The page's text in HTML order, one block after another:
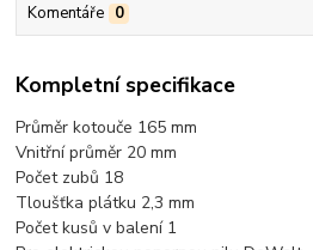
Komentáře 0
Kompletní specifikace
Průměr kotouče 165 mm
Vnitřní průměr 20 mm
Počet zubů 18
Tloušťka plátku 2,3 mm
Počet kusů v balení 1